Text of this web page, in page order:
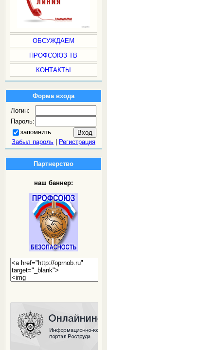
ОБСУЖДАЕМ
ПРОФСОЮЗ ТВ
КОНТАКТЫ
Форма входа
Логин:
Пароль:
запомнить
Забыл пароль| Регистрация
Партнерство
наш баннер: